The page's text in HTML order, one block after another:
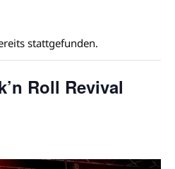
stattgefunden.
Roll Revival